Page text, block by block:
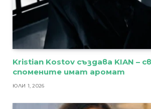
Kristian Kostov създава KIAN –
спомените имат аромат
ЮЛИ 1, 2026